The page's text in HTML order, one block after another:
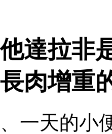
他達拉非
長肉增重
、一天的小